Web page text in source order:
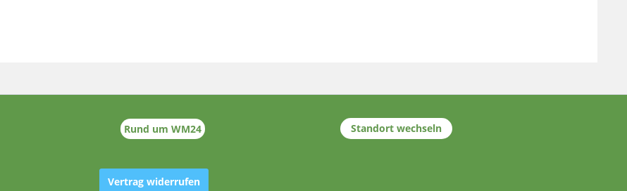
Rund um WM24 Standort wechseln
Vertrag widerrufen